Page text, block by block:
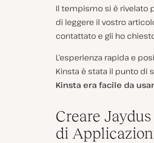
Il tempismo si è rivelato
di leggere il vostro
contattato e gli ho
L’esperienza rapida e
Kinsta è stata il punto di
Kinsta era facile da
Creare
di